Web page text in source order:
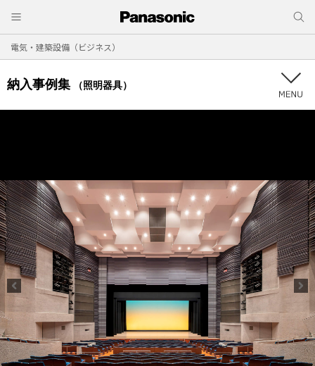
電気・建築設備（ビジネス）
納入事例集 （照明器具）